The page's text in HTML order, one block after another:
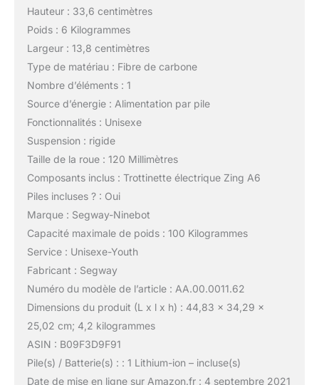
Hauteur : 33,6 centimètres
Poids : 6 Kilogrammes
Largeur : 13,8 centimètres
Type de matériau : Fibre de carbone
Nombre d’éléments : 1
Source d’énergie : Alimentation par pile
Fonctionnalités : Unisexe
Suspension : rigide
Taille de la roue : 120 Millimètres
Composants inclus : Trottinette électrique Zing A6
Piles incluses ? : Oui
Marque : Segway-Ninebot
Capacité maximale de poids : 100 Kilogrammes
Service : Unisexe-Youth
Fabricant : Segway
Numéro du modèle de l’article : AA.00.0011.62
Dimensions du produit (L x l x h) : 44,83 x 34,29 x
25,02 cm; 4,2 kilogrammes
ASIN : B09F3D9F91
Pile(s) / Batterie(s) : : 1 Lithium-ion – incluse(s)
Date de mise en ligne sur Amazon.fr : 4 septembre 2021